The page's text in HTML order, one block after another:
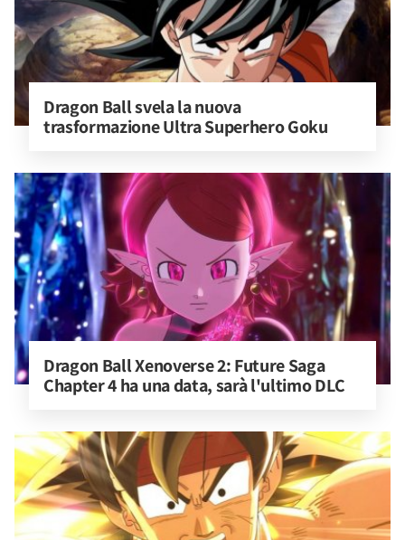
Dragon Ball svela la nuova
trasformazione Ultra Superhero Goku
Dragon Ball Xenoverse 2: Future Saga
Chapter 4 ha una data, sarà l'ultimo DLC